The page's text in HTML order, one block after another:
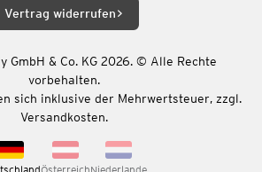
Vertrag widerrufen
GmbH & Co. KG 2026. © Alle Rechte
vorbehalten.
sich inklusive der Mehrwertsteuer, zzgl.
Versandkosten.